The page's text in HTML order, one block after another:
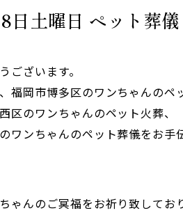
日土曜日 ペット葬
ございます。
福岡市博多区のワンちゃんのペ
区のワンちゃんのペット火葬、
ワンちゃんのペット葬儀をお手
ゃんのご冥福をお祈り致してお